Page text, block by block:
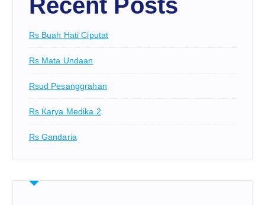
Rs Buah Hati Ciputat
Rs Mata Undaan
Rsud Pesanggrahan
Rs Karya Medika 2
Rs Gandaria